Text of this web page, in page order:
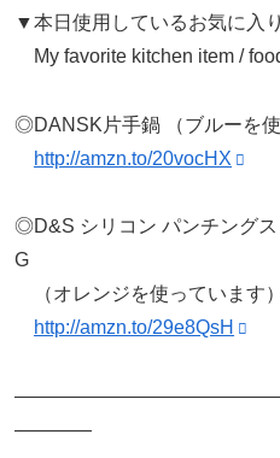
▼本日使用しているお気に入
My favorite kitchen item /
◎DANSK片手鍋 （ブルーを使
http://amzn.to/20vocHX
◎D&S シリコン パンチング
G
（オレンジを使っています）
http://amzn.to/29e8QsH
————